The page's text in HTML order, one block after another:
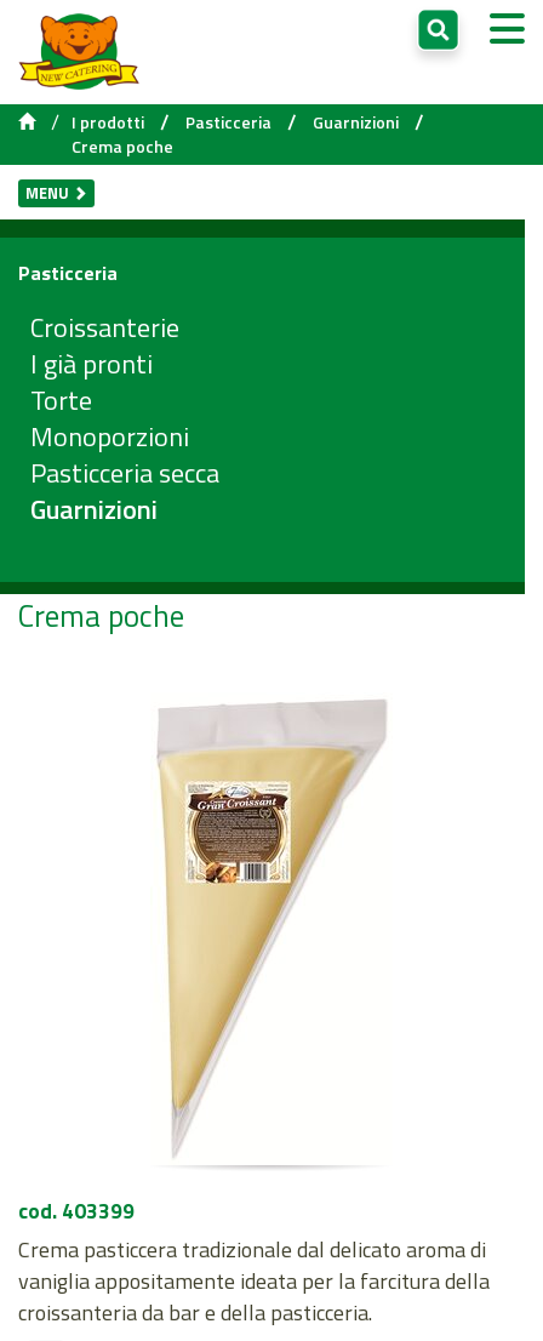
/ I prodotti / Pasticceria / Guarnizioni /
Crema poche
MENU
Pasticceria
Croissanterie
I già pronti
Torte
Monoporzioni
Pasticceria secca
Guarnizioni
Crema poche
cod. 403399
Crema pasticcera tradizionale dal delicato aroma di
vaniglia appositamente ideata per la farcitura della
croissanteria da bar e della pasticceria.